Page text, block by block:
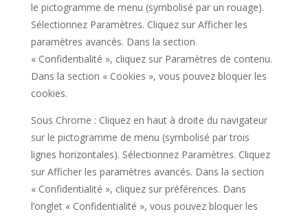
le pictogramme de menu (symbolisé par un rouage).
Sélectionnez Paramètres. Cliquez sur Afficher les
paramètres avancés. Dans la section
« Confidentialité », cliquez sur Paramètres de contenu.
Dans la section « Cookies », vous pouvez bloquer les
cookies.
Sous Chrome : Cliquez en haut à droite du navigateur
sur le pictogramme de menu (symbolisé par trois
lignes horizontales). Sélectionnez Paramètres. Cliquez
sur Afficher les paramètres avancés. Dans la section
« Confidentialité », cliquez sur préférences. Dans
l’onglet « Confidentialité », vous pouvez bloquer les